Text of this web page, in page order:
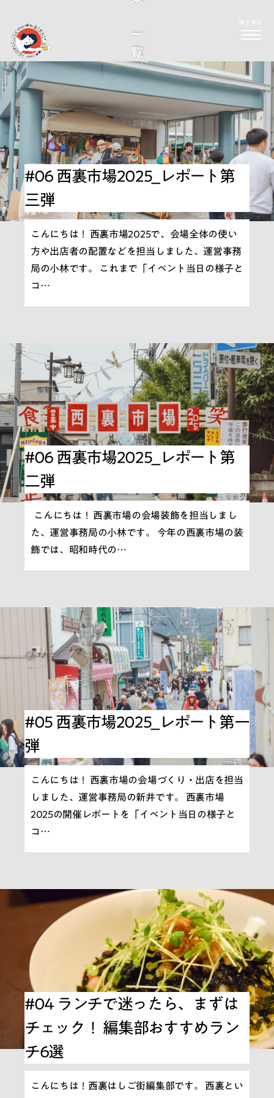
MENU
#06 西裏市場2025_レポート第
三弾
こんにちは！ 西裏市場2025で、会場全体の使い
方や出店者の配置などを担当しました、運営事務
局の小林です。 これまで「イベント当日の様子と
コ…
#06 西裏市場2025_レポート第
二弾
こんにちは！ 西裏市場の会場装飾を担当しまし
た、運営事務局の小林です。 今年の西裏市場の装
飾では、昭和時代の…
#05 西裏市場2025_レポート第一
弾
こんにちは！ 西裏市場の会場づくり・出店を担当
しました、運営事務局の新井です。 西裏市場
2025の開催レポートを「イベント当日の様子と
コ…
#04 ランチで迷ったら、まずは
チェック！ 編集部おすすめラン
チ6選
こんにちは！西裏はしご街編集部です。 西裏とい